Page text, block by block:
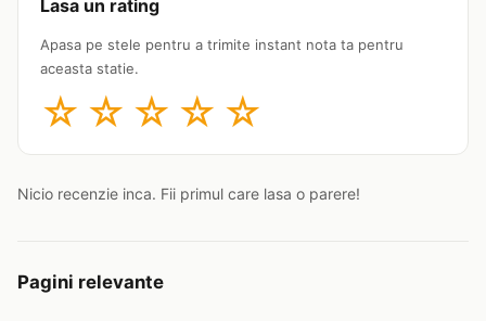
Lasa un rating
Apasa pe stele pentru a trimite instant nota ta pentru
aceasta statie.
☆ ☆ ☆ ☆ ☆
Nicio recenzie inca. Fii primul care lasa o parere!
Pagini relevante